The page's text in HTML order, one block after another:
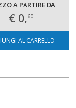
A PARTIRE DA
€ 0,60
AL CARRELLO